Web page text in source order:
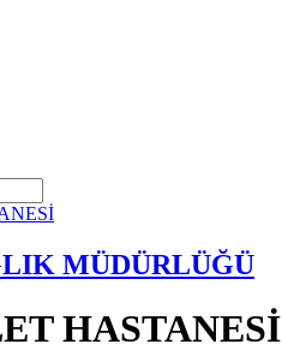
MÜDÜRLÜĞÜ
HASTANESİ